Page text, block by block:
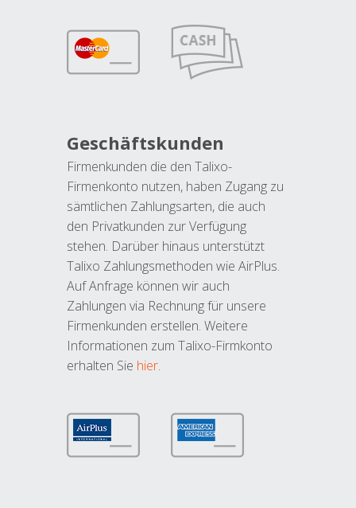
Geschäftskunden
Firmenkunden die den Talixo-
Firmenkonto nutzen, haben Zugang zu
sämtlichen Zahlungsarten, die auch
den Privatkunden zur Verfügung
stehen. Darüber hinaus unterstützt
Talixo Zahlungsmethoden wie AirPlus.
Auf Anfrage können wir auch
Zahlungen via Rechnung für unsere
Firmenkunden erstellen. Weitere
Informationen zum Talixo-Firmkonto
erhalten Sie hier.